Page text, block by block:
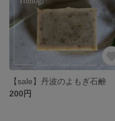
【sale】丹波のよもぎ石鹸
200円